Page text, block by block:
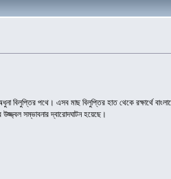
পথে। এসব মাছ বিলুপ্তির হাত থেকে রক্ষার্থে
সম্ভাবনার দ্বারোদঘাটন হয়েছে।